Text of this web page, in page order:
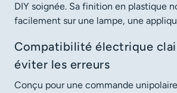
DIY soignée. Sa finition en plastique
facilement sur une lampe, une
Compatibilité électrique
éviter les erreurs
Conçu pour une commande